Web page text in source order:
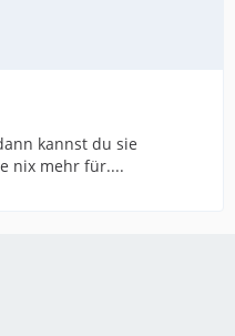
kannst du sie
nix mehr für....